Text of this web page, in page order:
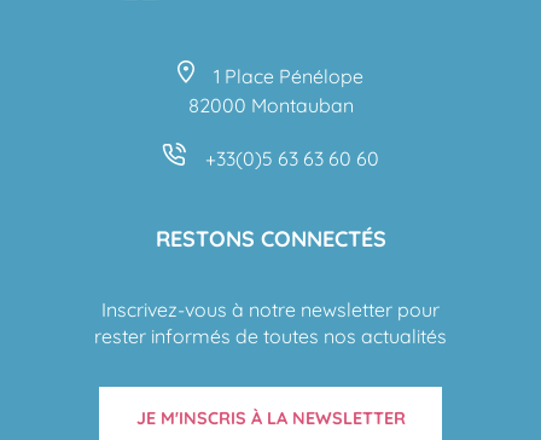
1 Place Pénélope
82000 Montauban
+33(0)5 63 63 60 60
RESTONS CONNECTÉS
Inscrivez-vous à notre newsletter pour
rester informés de toutes nos actualités
JE M'INSCRIS À LA NEWSLETTER